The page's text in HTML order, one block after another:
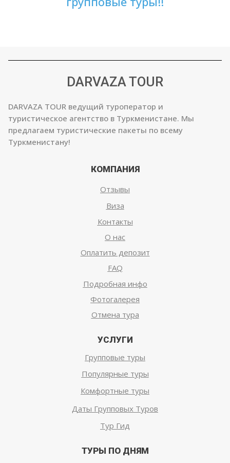
DARVAZA TOUR
DARVAZA TOUR ведущий туроператор и
туристическое агентство в Туркменистане. Мы
предлагаем туристические пакеты по всему
Туркменистану!
КОМПАНИЯ
Отзывы
Виза
Контакты
О нас
Оплатить депозит
FAQ
Подробная инфо
Фотогалерея
Отмена тура
УСЛУГИ
Групповые туры
Популярные туры
Комфортные туры
Даты Групповых Туров
Тур Гид
ТУРЫ ПО ДНЯМ